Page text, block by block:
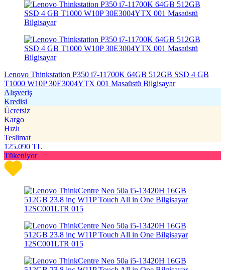
Lenovo Thinkstation P350 i7-11700K 64GB 512GB SSD 4 GB
T1000 W10P 30E3004YTX 001 Masaüstü Bilgisayar
Alışveriş
Kredisi
Ücretsiz
Kargo
Hızlı
Teslimat
125.090 TL
Tükeniyor